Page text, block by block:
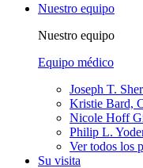
Nuestro equipo
Nuestro equipo
Equipo médico
Joseph T.
Kristie Bard,
Nicole Hoff
Philip L.
Ver todos los
Su visita